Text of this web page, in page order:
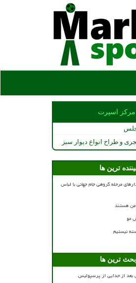
مركز اسپرت
و طراح انواع دیوار سبز
ترین ها
مرحله گروهی جام جهانی با لباس
من هستند
مو
نیستیم
ترین ها
بعد از جدایی از پرسپولیس